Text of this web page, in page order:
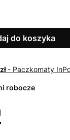
do koszyka
- Paczkomaty
robocze